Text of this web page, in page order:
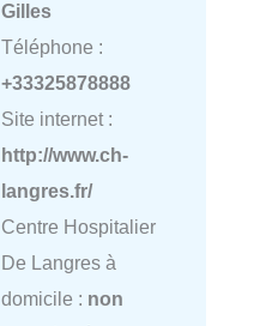
Gilles
Téléphone :
+33325878888
Site internet :
http://www.ch-
langres.fr/
Centre Hospitalier
De Langres à
domicile : non